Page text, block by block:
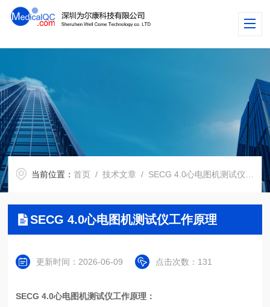
当前位置：首页 /技术文章 / SECG 4.0心电图机测试仪工作原理
SECG 4.0心电图机测试仪工作原理
更新时间：2026-06-09 点击次数：131
SECG 4.0心电图机测试仪工作原理：